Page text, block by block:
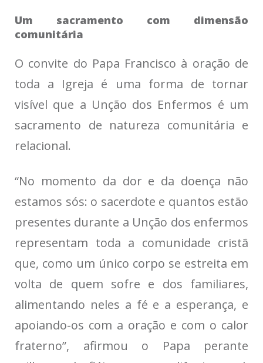
Um sacramento com dimensão
comunitária
O convite do Papa Francisco à oração de
toda a Igreja é uma forma de tornar
visível que a Unção dos Enfermos é um
sacramento de natureza comunitária e
relacional.
“No momento da dor e da doença não
estamos sós: o sacerdote e quantos estão
presentes durante a Unção dos enfermos
representam toda a comunidade cristã
que, como um único corpo se estreita em
volta de quem sofre e dos familiares,
alimentando neles a fé e a esperança, e
apoiando-os com a oração e com o calor
fraterno”, afirmou o Papa perante